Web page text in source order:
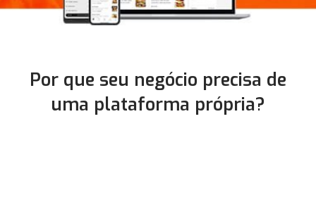
Por que seu negócio precisa de
uma plataforma própria?